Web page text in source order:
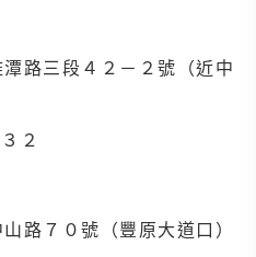
路三段４２－２號（近中
２
路７０號（豐原大道口）